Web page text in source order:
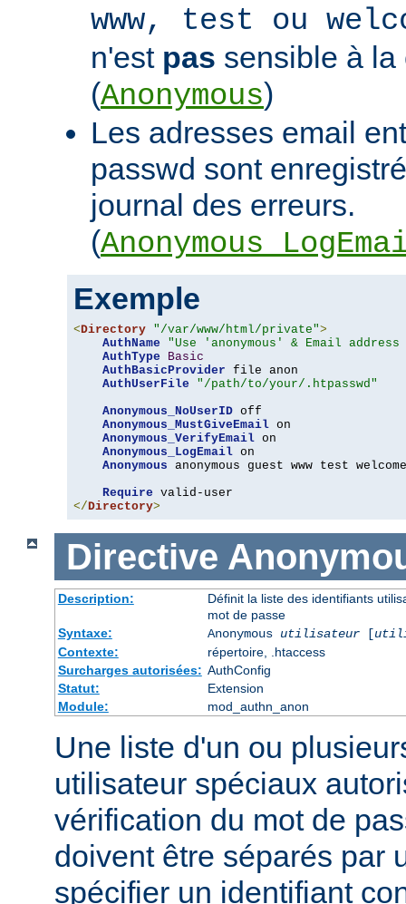
www, test ou
n'est pas sensible à la
(Anonymous)
Les adresses email
passwd sont
journal des erreurs.
(
Exemple
<Directory "/var/www/html/private">
AuthName
"Use 'anonymous' & Email
AuthType
Basic
AuthBasicProvider file anon
AuthUserFile
"/path/to/your/.htpasswd"
Anonymous_NoUserID off
Anonymous_MustGiveEmail on
Anonymous_VerifyEmail on
Anonymous_LogEmail on
Anonymous anonymous guest www test welcome
Require
</Directory>
Directive
Description:
Définit la liste des identifiants
mot de passe
Syntaxe:
Anonymous utilisateur[
Contexte:
répertoire, .htaccess
Surcharges autorisées: AuthConfig
Statut:
Extension
Module:
mod_authn_anon
Une liste d'un ou
utilisateur spéciaux
vérification du mot de
doivent être séparés par
spécifier un identifiant